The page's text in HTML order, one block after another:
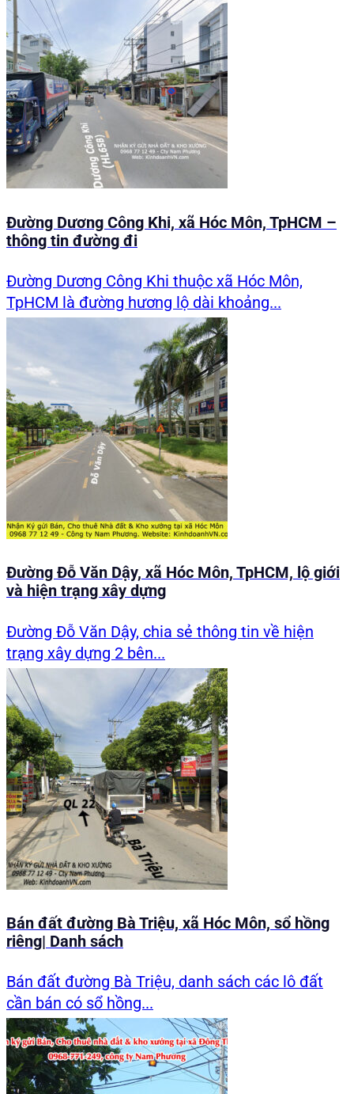
Đường Dương Công Khi, xã Hóc Môn, TpHCM –
thông tin đường đi
Đường Dương Công Khi thuộc xã Hóc Môn,
TpHCM là đường hương lộ dài khoảng...
Đường Đỗ Văn Dậy, xã Hóc Môn, TpHCM, lộ giới
và hiện trạng xây dựng
Đường Đỗ Văn Dậy, chia sẻ thông tin về hiện
trạng xây dựng 2 bên...
Bán đất đường Bà Triệu, xã Hóc Môn, sổ hồng
riêng| Danh sách
Bán đất đường Bà Triệu, danh sách các lô đất
cần bán có sổ hồng...